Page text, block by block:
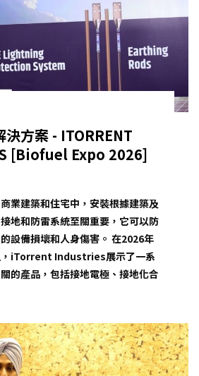
決方案 - ITORRENT
[Biofuel Expo 2026]
業建築和住宅中，安裝根據建築及
地和防雷系統至關重要，它可以防
設備損壞和人身傷害。 在2026年
，iTorrent Industries展示了一系
的產品，包括接地電極、接地化合